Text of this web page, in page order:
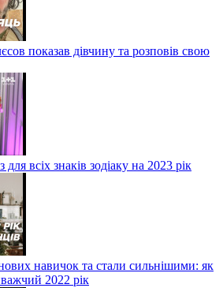
показав дівчину та розповів свою
всіх знаків зодіаку на 2023 рік
навичок та стали сильнішими: як
2022 рік